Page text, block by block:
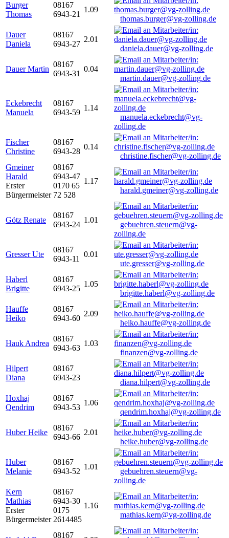
Burger
Thomas
08167
6943-21
1.09
thomas.burger@vg-zolling.de
Dauer
Daniela
08167
6943-27
2.01
daniela.dauer@vg-zolling.de
Dauer Martin
08167
6943-31
0.04
martin.dauer@vg-zolling.de
Eckebrecht
Manuela
08167
6943-59
1.14
manuela.eckebrecht@vg-
zolling.de
Fischer
Christine
08167
6943-28
0.14
christine.fischer@vg-zolling.de
Gmeiner
Harald
Erster
Bürgermeister
08167
6943-47
0170 65
72 528
1.17
harald.gmeiner@vg-zolling.de
Götz Renate
08167
6943-24
1.01
gebuehren.steuern@vg-
zolling.de
Gresser Ute
08167
6943-11
0.01
ute.gresser@vg-zolling.de
Haberl
Brigitte
08167
6943-25
1.05
brigitte.haberl@vg-zolling.de
Hauffe
Heiko
08167
6943-60
2.09
heiko.hauffe@vg-zolling.de
Hauk Andrea
08167
6943-63
1.03
finanzen@vg-zolling.de
Hilpert
Diana
08167
6943-23
diana.hilpert@vg-zolling.de
Hoxhaj
Qendrim
08167
6943-53
1.06
qendrim.hoxhaj@vg-zolling.de
Huber Heike
08167
6943-66
2.01
heike.huber@vg-zolling.de
Huber
Melanie
08167
6943-52
1.01
gebuehren.steuern@vg-
zolling.de
Kern
Mathias
Erster
Bürgermeister
08167
6943-30
0175
2614485
1.16
mathias.kern@vg-zolling.de
08167